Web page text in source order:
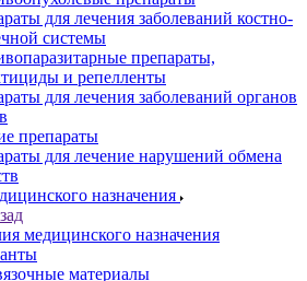
для лечения заболеваний костно-
системы
препараты,
и репелленты
для лечения заболеваний органов
препараты
для лечение нарушений обмена
назначения
медицинского назначения
материалы